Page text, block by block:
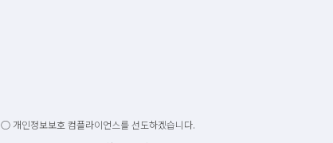
○ 개인정보보호 컴플라이언스를 선도하겠습니다.